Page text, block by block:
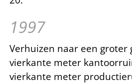
1997
Verhuizen naar een groter
vierkante meter
vierkante meter